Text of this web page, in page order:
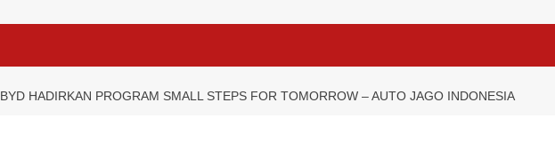
BYD HADIRKAN PROGRAM SMALL STEPS FOR TOMORROW – AUTO JAGO INDONESIA